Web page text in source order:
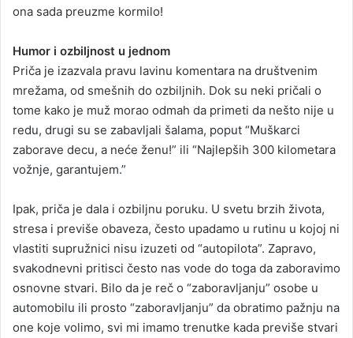
ona sada preuzme kormilo!
Humor i ozbiljnost u jednom
Priča je izazvala pravu lavinu komentara na društvenim
mrežama, od smešnih do ozbiljnih. Dok su neki pričali o
tome kako je muž morao odmah da primeti da nešto nije u
redu, drugi su se zabavljali šalama, poput “Muškarci
zaborave decu, a neće ženu!” ili “Najlepših 300 kilometara
vožnje, garantujem.”
Ipak, priča je dala i ozbiljnu poruku. U svetu brzih života,
stresa i previše obaveza, često upadamo u rutinu u kojoj ni
vlastiti supružnici nisu izuzeti od “autopilota”. Zapravo,
svakodnevni pritisci često nas vode do toga da zaboravimo
osnovne stvari. Bilo da je reč o “zaboravljanju” osobe u
automobilu ili prosto “zaboravljanju” da obratimo pažnju na
one koje volimo, svi mi imamo trenutke kada previše stvari